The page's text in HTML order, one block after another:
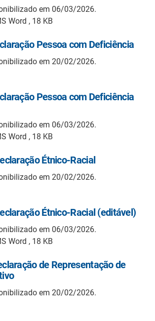
em 06/03/2026.
Word , 18 KB
Pessoa com Deficiência
em 20/02/2026.
Pessoa com Deficiência
em 06/03/2026.
Word , 18 KB
Étnico-Racial
em 20/02/2026.
Étnico-Racial (editável)
em 06/03/2026.
Word , 18 KB
de Representação de
em 20/02/2026.